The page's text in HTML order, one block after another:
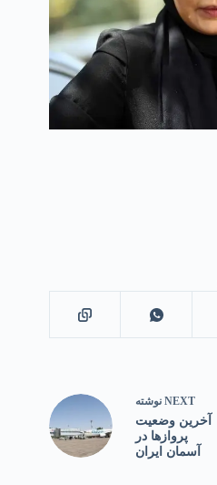
NEXT نوشته
آخرین وضعیت
پروازها در
آسمان ایران